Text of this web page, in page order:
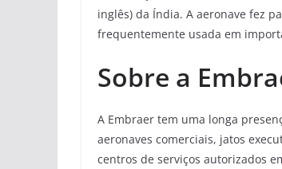
inglês) da Índia. A aeronave fez
frequentemente usada em
Sobre a
A Embraer tem uma longa
aeronaves comerciais, jatos
centros de serviços autorizados